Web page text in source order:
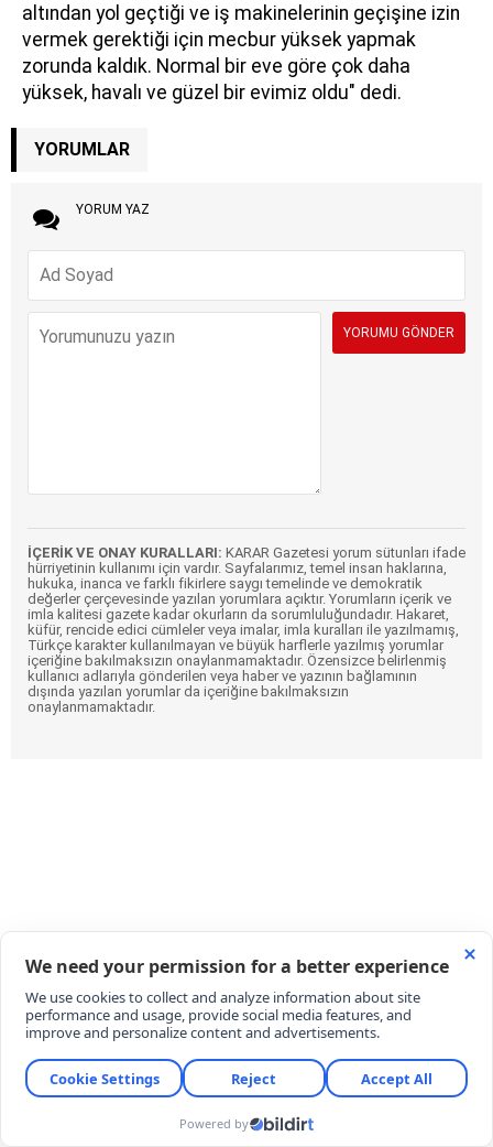
altından yol geçtiği ve iş makinelerinin geçişine izin
vermek gerektiği için mecbur yüksek yapmak
zorunda kaldık. Normal bir eve göre çok daha
yüksek, havalı ve güzel bir evimiz oldu" dedi.
YORUMLAR
YORUM YAZ
İÇERİK VE ONAY KURALLARI: KARAR Gazetesi yorum sütunları ifade
hürriyetinin kullanımı için vardır. Sayfalarımız, temel insan haklarına,
hukuka, inanca ve farklı fikirlere saygı temelinde ve demokratik
değerler çerçevesinde yazılan yorumlara açıktır. Yorumların içerik ve
imla kalitesi gazete kadar okurların da sorumluluğundadır. Hakaret,
küfür, rencide edici cümleler veya imalar, imla kuralları ile yazılmamış,
Türkçe karakter kullanılmayan ve büyük harflerle yazılmış yorumlar
içeriğine bakılmaksızın onaylanmamaktadır. Özensizce belirlenmiş
kullanıcı adlarıyla gönderilen veya haber ve yazının bağlamının
dışında yazılan yorumlar da içeriğine bakılmaksızın
onaylanmamaktadır.
Didem Ceran bir kez daha bıçak altına
yatıyor! Eski Survivor yarışmacısı ‘Kim
Kardashian’ estetiği yaptıracak